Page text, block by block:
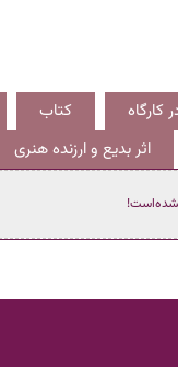
کارگاه کتاب
اثر بدیع و ارزنده هنری